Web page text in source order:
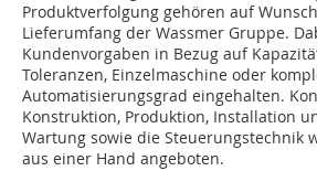
Produktverfolgung gehören auf
Lieferumfang der Wassmer Gruppe.
Kundenvorgaben in Bezug auf
Toleranzen, Einzelmaschine oder
Automatisierungsgrad eingehalten.
Konstruktion, Produktion, Installation
Wartung sowie die Steuerungstechnik
aus einer Hand angeboten.